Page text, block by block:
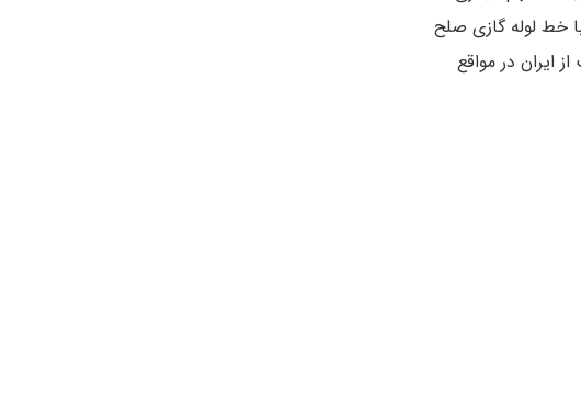
خط لوله گازی صلح
ایران در مواقع